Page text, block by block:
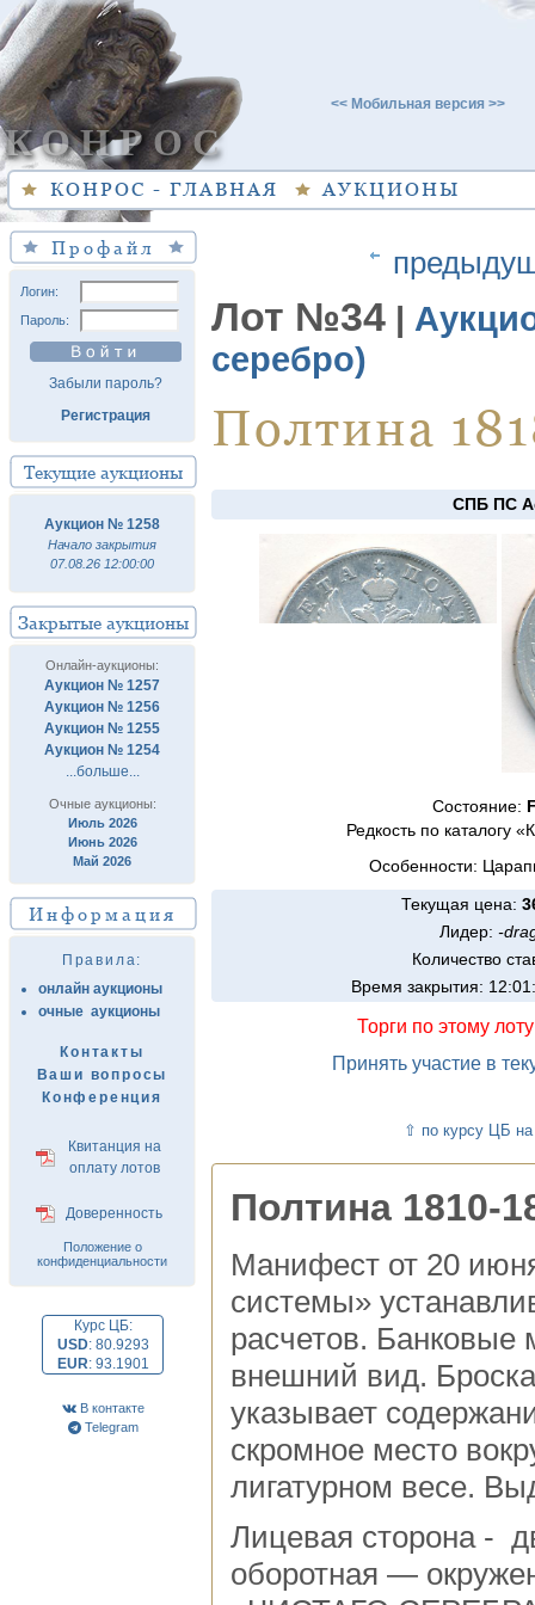
КОНРОС
КОНРОС - ГЛАВНАЯ АУКЦИОНЫ
Профайл
Логин:
Пароль:
Забыли пароль?
Регистрация
Текущие аукционы
Аукцион № 1258
Начало закрытия
07.08.26 12:00:00
Закрытые аукционы
Онлайн-аукционы:
Аукцион № 1257
Аукцион № 1256
Аукцион № 1255
Аукцион № 1254
...больше...
Очные аукционы:
Июль 2026
Июнь 2026
Май 2026
Информация
Правила:
онлайн аукционы
очные аукционы
Контакты
Ваши вопросы
Конференция
Квитанция на
оплату лотов
Доверенность
Положение о
конфиденциальности
Курс ЦБ:
USD: 80.9293
EUR: 93.1901
В контакте
Telegram
Лот №34 |
серебро)
Полтина
СПБ ПС
Состояние:
Редкость по каталогу
Особенности:
Текущая цена:
Лидер:-
Количество
Время закрытия:
Торги по этому
Принять участие в
⇧ по курсу ЦБ на
Полтина 1810-
Манифест от 20
системы»
расчетов.
внешний вид.
указывает
скромное место
лигатурном весе.
Лицевая сторона -
оборотная —
<< Мобильная версия >>